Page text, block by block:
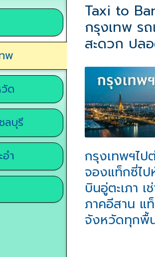
พ
ด
ลบุรี
ำ
Taxi to
กรุงเทพ ร
สะดวก ปล
กรุงเทพฯไ
จองแท็กซี่ไ
บินอู่ตะเภา
ภาคอีสาน แ
จังหวัดทุกพื้น